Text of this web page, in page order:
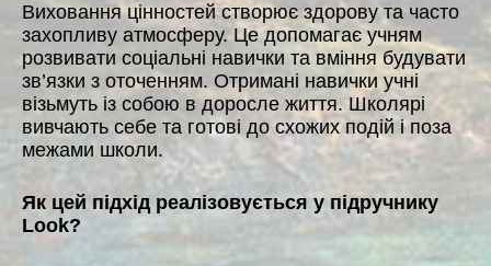
Виховання цінностей створює здорову та часто
захопливу атмосферу. Це допомагає учням
розвивати соціальні навички та вміння будувати
зв’язки з оточенням. Отримані навички учні
візьмуть із собою в доросле життя. Школярі
вивчають себе та готові до схожих подій і поза
межами школи.
Як цей підхід реалізовується у підручнику
Look?